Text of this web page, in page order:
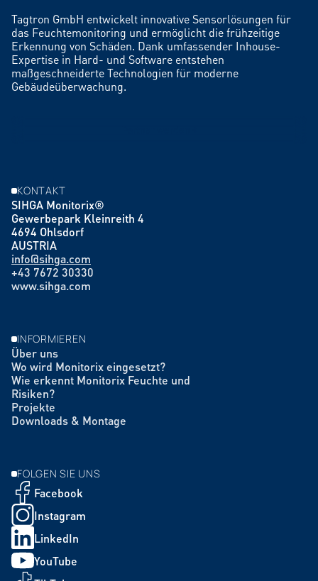
Tagtron GmbH entwickelt innovative Sensorlösungen für
das Feuchtemonitoring und ermöglicht die frühzeitige
Erkennung von Schäden. Dank umfassender Inhouse-
Expertise in Hard- und Software entstehen
maßgeschneiderte Technologien für moderne
Gebäudeüberwachung.
KONTAKT
SIHGA Monitorix®
Gewerbepark Kleinreith 4
4694 Ohlsdorf
AUSTRIA
info@sihga.com
+43 7672 30330
www.sihga.com
INFORMIEREN
Über uns
Wo wird Monitorix eingesetzt?
Wie erkennt Monitorix Feuchte und
Risiken?
Projekte
Downloads & Montage
FOLGEN SIE UNS
Facebook
Instagram
LinkedIn
YouTube